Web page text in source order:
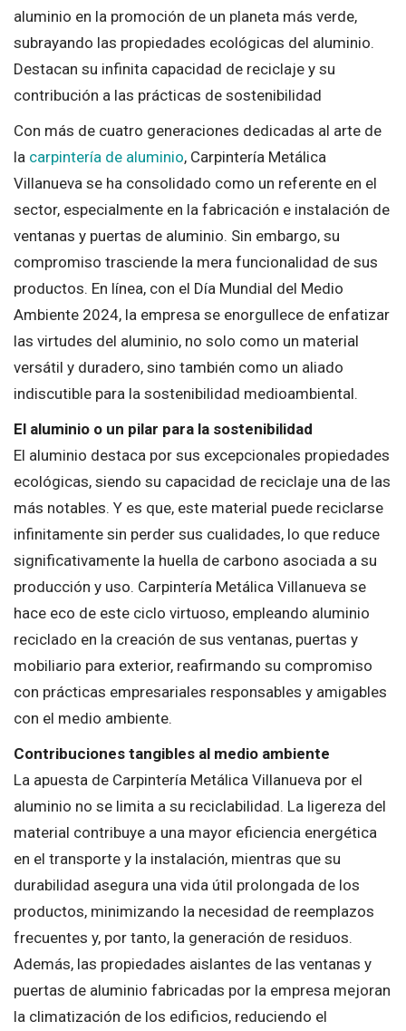
aluminio en la promoción de un planeta más verde,
subrayando las propiedades ecológicas del aluminio.
Destacan su infinita capacidad de reciclaje y su
contribución a las prácticas de sostenibilidad
Con más de cuatro generaciones dedicadas al arte de
la carpintería de aluminio, Carpintería Metálica
Villanueva se ha consolidado como un referente en el
sector, especialmente en la fabricación e instalación de
ventanas y puertas de aluminio. Sin embargo, su
compromiso trasciende la mera funcionalidad de sus
productos. En línea, con el Día Mundial del Medio
Ambiente 2024, la empresa se enorgullece de enfatizar
las virtudes del aluminio, no solo como un material
versátil y duradero, sino también como un aliado
indiscutible para la sostenibilidad medioambiental.
El aluminio o un pilar para la sostenibilidad
El aluminio destaca por sus excepcionales propiedades
ecológicas, siendo su capacidad de reciclaje una de las
más notables. Y es que, este material puede reciclarse
infinitamente sin perder sus cualidades, lo que reduce
significativamente la huella de carbono asociada a su
producción y uso. Carpintería Metálica Villanueva se
hace eco de este ciclo virtuoso, empleando aluminio
reciclado en la creación de sus ventanas, puertas y
mobiliario para exterior, reafirmando su compromiso
con prácticas empresariales responsables y amigables
con el medio ambiente.
Contribuciones tangibles al medio ambiente
La apuesta de Carpintería Metálica Villanueva por el
aluminio no se limita a su reciclabilidad. La ligereza del
material contribuye a una mayor eficiencia energética
en el transporte y la instalación, mientras que su
durabilidad asegura una vida útil prolongada de los
productos, minimizando la necesidad de reemplazos
frecuentes y, por tanto, la generación de residuos.
Además, las propiedades aislantes de las ventanas y
puertas de aluminio fabricadas por la empresa mejoran
la climatización de los edificios, reduciendo el